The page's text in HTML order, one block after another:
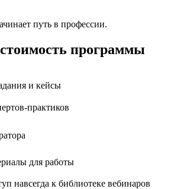
путь в профессии.
программы
и кейсы
практиков
для работы
навсегда к библиотеке вебинаров